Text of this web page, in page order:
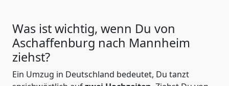
Was ist wichtig, wenn Du von
Aschaffenburg nach Mannheim
ziehst?
Ein Umzug in Deutschland bedeutet, Du tanzt